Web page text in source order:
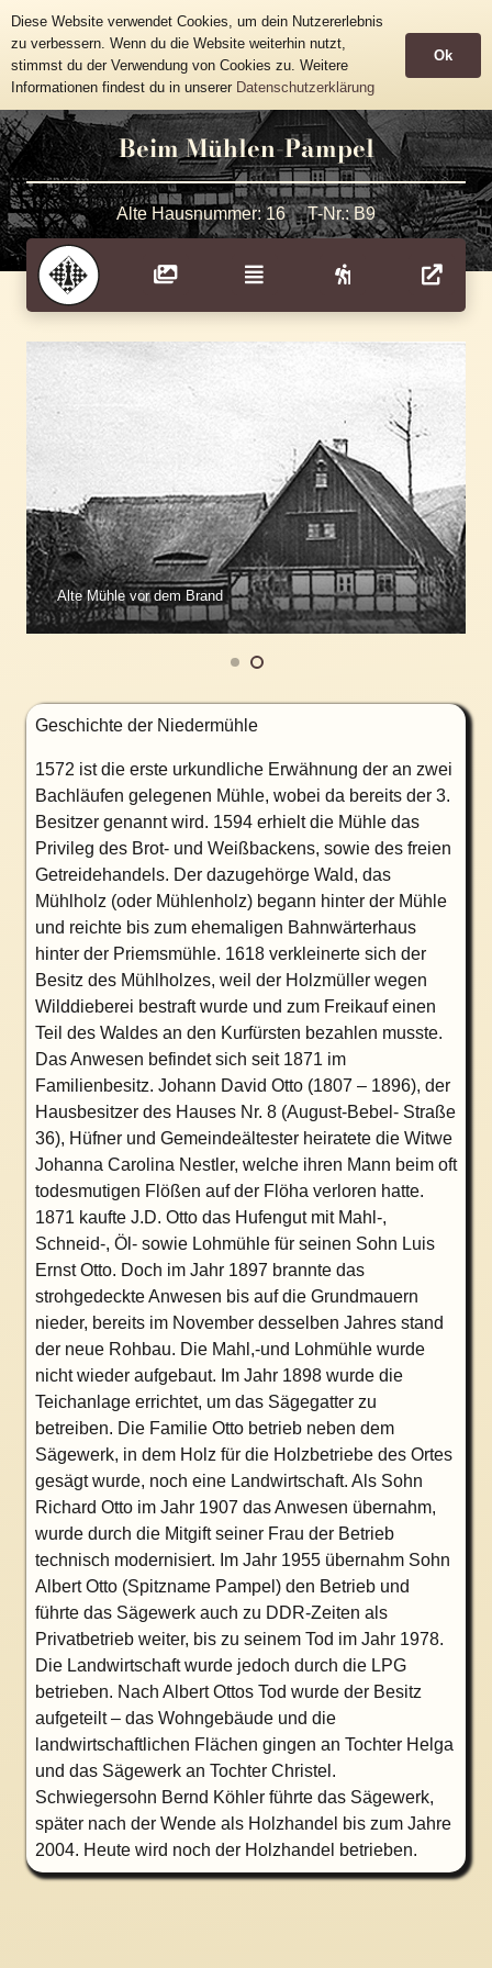
Historische Häusertafeln
Gemeinde Grünhainichen
Beim Mühlen-Pampel
Alte Hausnummer:16 T-Nr.:B9
Alte Mühle vor dem Brand
Geschichte der Niedermühle
1572 ist die erste urkundliche Erwähnung der an zwei
Bachläufen gelegenen Mühle, wobei da bereits der 3.
Besitzer genannt wird. 1594 erhielt die Mühle das
Privileg des Brot- und Weißbackens, sowie des freien
Getreidehandels. Der dazugehörge Wald, das
Mühlholz (oder Mühlenholz) begann hinter der Mühle
und reichte bis zum ehemaligen Bahnwärterhaus
hinter der Priemsmühle. 1618 verkleinerte sich der
Besitz des Mühlholzes, weil der Holzmüller wegen
Wilddieberei bestraft wurde und zum Freikauf einen
Teil des Waldes an den Kurfürsten bezahlen musste.
Das Anwesen befindet sich seit 1871 im
Familienbesitz. Johann David Otto (1807 – 1896), der
Hausbesitzer des Hauses Nr. 8 (August-Bebel- Straße
36), Hüfner und Gemeindeältester heiratete die Witwe
Johanna Carolina Nestler, welche ihren Mann beim oft
todesmutigen Flößen auf der Flöha verloren hatte.
1871 kaufte J.D. Otto das Hufengut mit Mahl-,
Schneid-, Öl- sowie Lohmühle für seinen Sohn Luis
Ernst Otto. Doch im Jahr 1897 brannte das
strohgedeckte Anwesen bis auf die Grundmauern
nieder, bereits im November desselben Jahres stand
der neue Rohbau. Die Mahl,-und Lohmühle wurde
nicht wieder aufgebaut. Im Jahr 1898 wurde die
Teichanlage errichtet, um das Sägegatter zu
betreiben. Die Familie Otto betrieb neben dem
Sägewerk, in dem Holz für die Holzbetriebe des Ortes
gesägt wurde, noch eine Landwirtschaft. Als Sohn
Richard Otto im Jahr 1907 das Anwesen übernahm,
wurde durch die Mitgift seiner Frau der Betrieb
technisch modernisiert. Im Jahr 1955 übernahm Sohn
Albert Otto (Spitzname Pampel) den Betrieb und
führte das Sägewerk auch zu DDR-Zeiten als
Privatbetrieb weiter, bis zu seinem Tod im Jahr 1978.
Die Landwirtschaft wurde jedoch durch die LPG
betrieben. Nach Albert Ottos Tod wurde der Besitz
aufgeteilt – das Wohngebäude und die
landwirtschaftlichen Flächen gingen an Tochter Helga
und das Sägewerk an Tochter Christel.
Schwiegersohn Bernd Köhler führte das Sägewerk,
später nach der Wende als Holzhandel bis zum Jahre
2004. Heute wird noch der Holzhandel betrieben.
Diese Website verwendet Cookies, um dein Nutzererlebnis
zu verbessern. Wenn du die Website weiterhin nutzt,
stimmst du der Verwendung von Cookies zu. Weitere
Informationen findest du in unserer Datenschutzerklärung
Ok